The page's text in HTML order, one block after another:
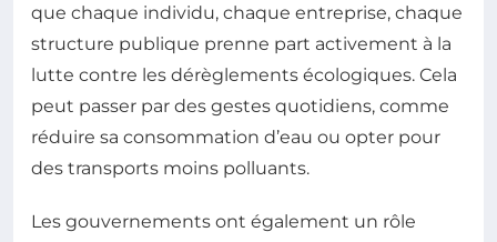
que chaque individu, chaque entreprise, chaque
structure publique prenne part activement à la
lutte contre les dérèglements écologiques. Cela
peut passer par des gestes quotidiens, comme
réduire sa consommation d’eau ou opter pour
des transports moins polluants.
Les gouvernements ont également un rôle